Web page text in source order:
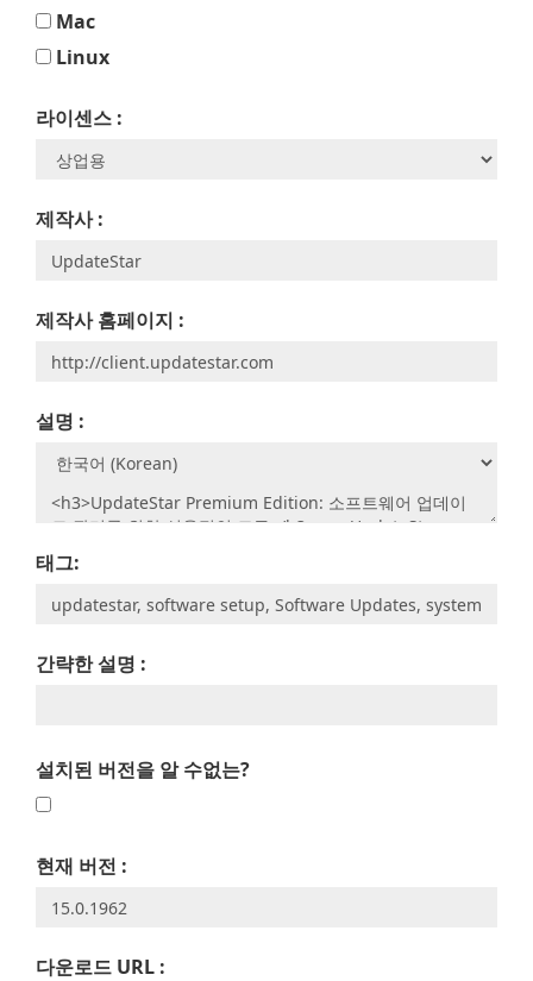
Mac
Linux
라이센스 :
제작사 :
제작사 홈페이지 :
설명 :
태그:
간략한 설명 :
설치된 버전을 알 수없는?
현재 버전 :
다운로드 URL :